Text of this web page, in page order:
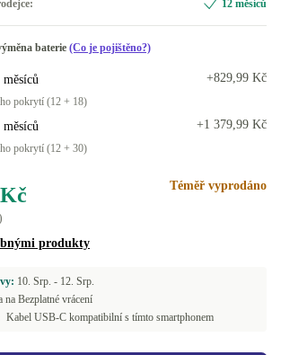
12 měsíců
baterie (Co je pojištěno?)
pokrytí (12 + 18)
+829,99 Kč
pokrytí (12 + 30)
+1 379,99 Kč
Téměř vyprodáno
produkty
10. Srp. - 12. Srp.
na Bezplatné vrácení
Kabel USB-C kompatibilní s tímto smartphonem